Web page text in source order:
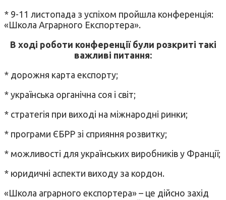
* 9-11 листопада з успіхом пройшла конференція:
«Школа Аграрного Експортера».
В ході роботи конференції були розкриті такі
важливі питання:
* дорожня карта експорту;
* українська органічна соя і світ;
* стратегія при виході на міжнародні ринки;
* програми ЄБРР зі сприяння розвитку;
* можливості для українських виробників у Франції;
* юридичні аспекти виходу за кордон.
«Школа аграрного експортера» – це дійсно захід